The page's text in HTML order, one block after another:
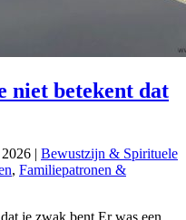
niet betekent dat
| Bewustzijn & Spirituele
, Familiepatronen &
je zwak bent Er was een